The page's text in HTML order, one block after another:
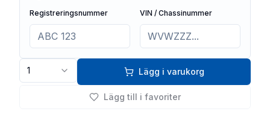
Registreringsnummer
VIN / Chassinummer
1 Lägg i varukorg
Lägg till i favoriter